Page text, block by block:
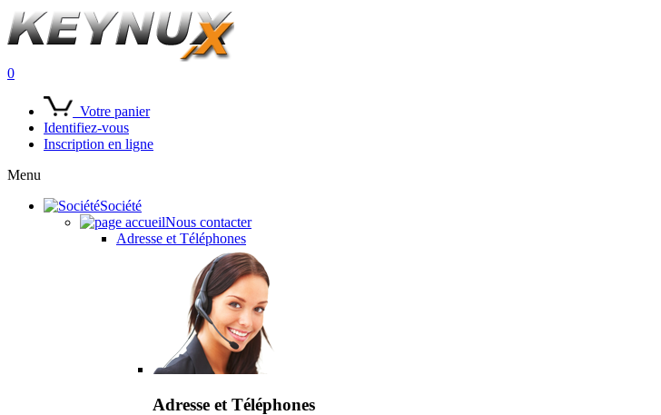
0
Votre panier
Identifiez-vous
Inscription en ligne
Menu
Société
Nous contacter
Adresse et Téléphones
Adresse et Téléphones